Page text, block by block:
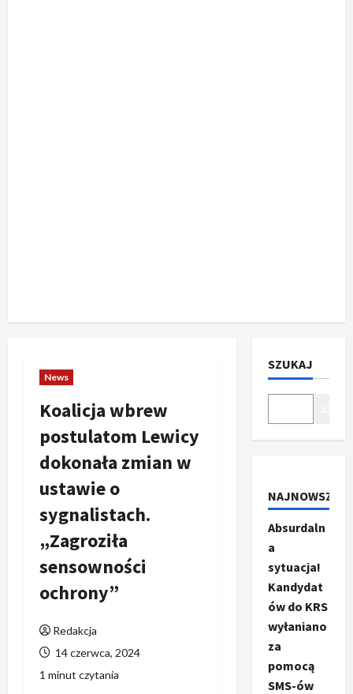
News
Koalicja wbrew
postulatom Lewicy
dokonała zmian w
ustawie o
sygnalistach.
„Zagroziła
sensowności
ochrony”
Redakcja
14 czerwca, 2024
1 minut czytania
SZUKAJ
NAJNOWSZE
Absurdaln
a
sytuacja!
Kandydat
ów do KRS
wyłaniano
za
pomocą
SMS-ów